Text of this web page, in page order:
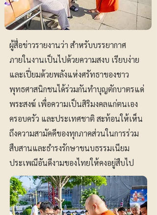
ผู้สื่อข่าวรายงานว่า สำหรับบรรยากาศ
ภายในงานเป็นไปด้วยความสงบ เรียบง่าย
และเปี่ยมด้วยพลังแห่งศรัทธาของชาว
พุทธศาสนิกชนได้ร่วมกันทำบุญตักบาตรแด่
พระสงฆ์ เพื่อความเป็นสิริมงคลแก่ตนเอง
ครอบครัว และประเทศชาติ สะท้อนให้เห็น
ถึงความสามัคคีของทุกภาคส่วนในการร่วม
สืบสานและธำรงรักษาขนบธรรมเนียม
ประเพณีอันดีงามของไทยให้คงอยู่สืบไป